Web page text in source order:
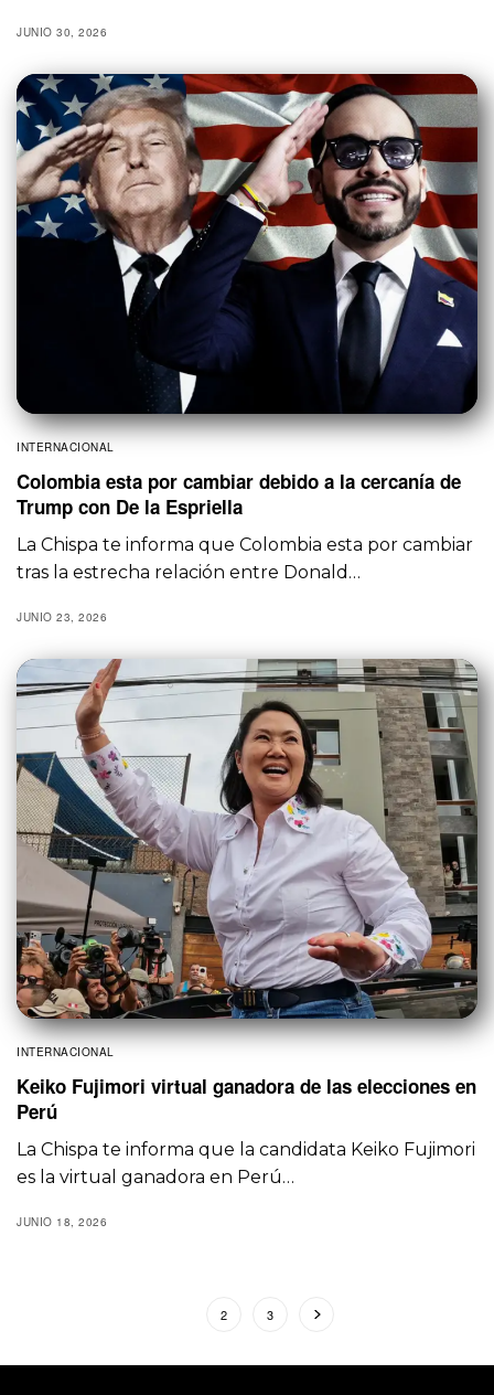
JUNIO 30, 2026
INTERNACIONAL
Colombia esta por cambiar debido a la cercanía de
Trump con De la Espriella
La Chispa te informa que Colombia esta por cambiar
tras la estrecha relación entre Donald…
JUNIO 23, 2026
INTERNACIONAL
Keiko Fujimori virtual ganadora de las elecciones en
Perú
La Chispa te informa que la candidata Keiko Fujimori
es la virtual ganadora en Perú…
JUNIO 18, 2026
2 3